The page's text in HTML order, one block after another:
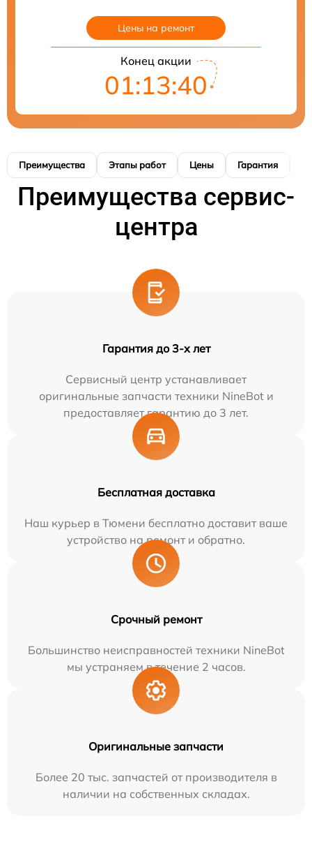
Цены на ремонт
Конец акции
01:13:39
Преимущества Этапы работ Цены Гарантия
Преимущества сервис-
центра
Гарантия до 3-х лет
Сервисный центр устанавливает
оригинальные запчасти техники NineBot и
предоставляет гарантию до 3 лет.
Бесплатная доставка
Наш курьер в Тюмени бесплатно доставит ваше
устройство на ремонт и обратно.
Срочный ремонт
Большинство неисправностей техники NineBot
мы устраняем в течение 2 часов.
Оригинальные запчасти
Более 20 тыс. запчастей от производителя в
наличии на собственных складах.